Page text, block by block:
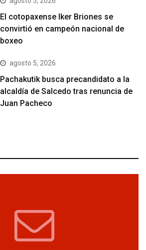
El cotopaxense Iker Briones se
convirtió en campeón nacional de
boxeo
agosto 5, 2026
Pachakutik busca precandidato a la
alcaldía de Salcedo tras renuncia de
Juan Pacheco